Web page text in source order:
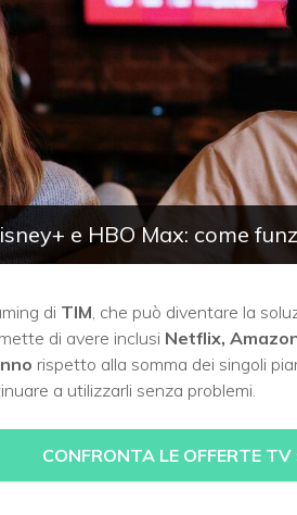
e HBO Max: come
di TIM, che può diventare la
di avere inclusi Netflix,
rispetto alla somma dei singoli
a utilizzarli senza problemi.
CONFRONTA LE OFFERTE TV